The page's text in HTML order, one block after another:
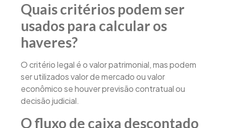
Quais critérios podem ser
usados para calcular os
haveres?
O critério legal é o valor patrimonial, mas podem
ser utilizados valor de mercado ou valor
econômico se houver previsão contratual ou
decisão judicial.
O fluxo de caixa descontado